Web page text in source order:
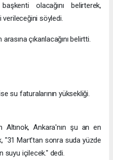
olacağını belirterek,
söyledi.
çıkarılacağını belirtti.
su faturalarının yüksekliği.
Altınok, Ankara'nın şu an en
"31 Mart'tan sonra suda yüzde
suyu içilecek." dedi.